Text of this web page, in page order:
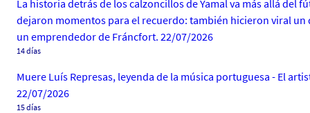
La historia detrás de los calzoncillos de Yamal va más allá del
dejaron momentos para el recuerdo: también hicieron viral un
un emprendedor de Fráncfort. 22/07/2026
14 días
Muere Luís Represas, leyenda de la música portuguesa - El
22/07/2026
15 días